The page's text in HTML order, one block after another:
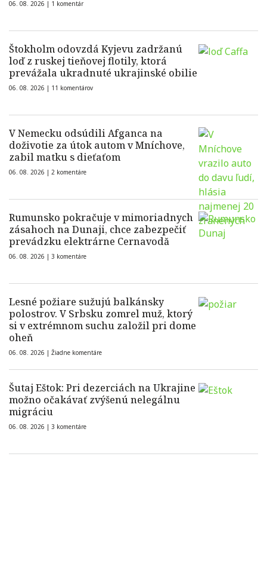
06. 08. 2026 | 1 komentár
Štokholm odovzdá Kyjevu zadržanú
loď z ruskej tieňovej flotily, ktorá
prevážala ukradnuté ukrajinské obilie
06. 08. 2026 | 11 komentárov
V Nemecku odsúdili Afganca na
doživotie za útok autom v Mníchove,
zabil matku s dieťaťom
06. 08. 2026 | 2 komentáre
Rumunsko pokračuje v mimoriadnych
zásahoch na Dunaji, chce zabezpečiť
prevádzku elektrárne Cernavodă
06. 08. 2026 | 3 komentáre
Lesné požiare sužujú balkánsky
polostrov. V Srbsku zomrel muž, ktorý
si v extrémnom suchu založil pri dome
oheň
06. 08. 2026 | Žiadne komentáre
Šutaj Eštok: Pri dezerciách na Ukrajine
možno očakávať zvýšenú nelegálnu
migráciu
06. 08. 2026 | 3 komentáre